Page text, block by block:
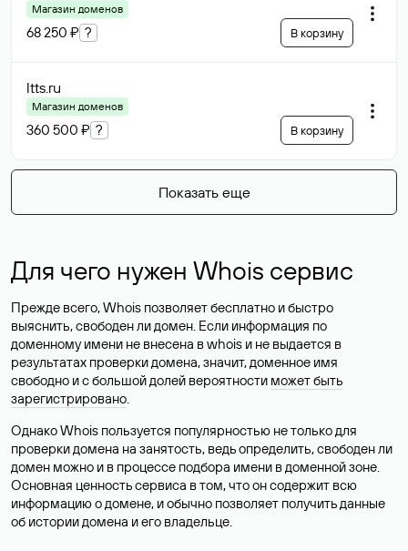
Магазин доменов
68 250 ₽ ? В корзину
ltts.ru
Магазин доменов
360 500 ₽ ? В корзину
Показать еще
Для чего нужен Whois сервис
Прежде всего, Whois позволяет бесплатно и быстро
выяснить, свободен ли домен. Если информация по
доменному имени не внесена в whois и не выдается в
результатах проверки домена, значит, доменное имя
свободно и с большой долей вероятности может быть
зарегистрировано.
Однако Whois пользуется популярностью не только для
проверки домена на занятость, ведь определить, свободен ли
домен можно и в процессе подбора имени в доменной зоне.
Основная ценность сервиса в том, что он содержит всю
информацию о домене, и обычно позволяет получить данные
об истории домена и его владельце.